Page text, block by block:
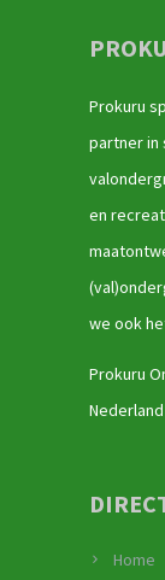
Prokuru
partner in
en
we ook
Prokuru
Nederland
Home